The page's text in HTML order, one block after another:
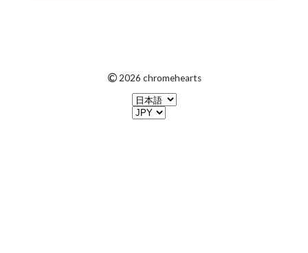
© 2026 chromehearts